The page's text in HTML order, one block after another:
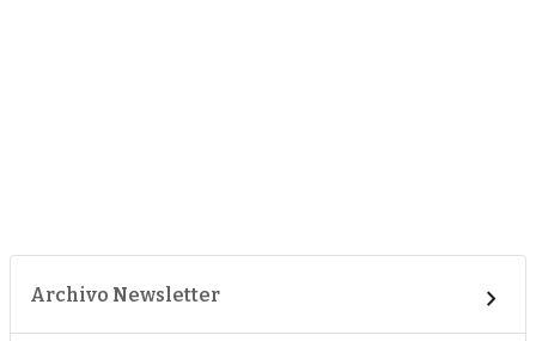
Archivo Newsletter